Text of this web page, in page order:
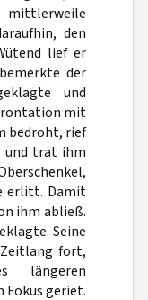
mittlerweile
den
lief er
der
und
mit
bedroht, rief
und trat ihm
erlitt. Damit
ihm abließ.
Seine
fort,
längeren
Fokus geriet.